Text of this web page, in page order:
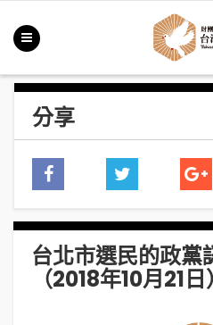
分享
台北市選民的政黨
（2018年10月21日）